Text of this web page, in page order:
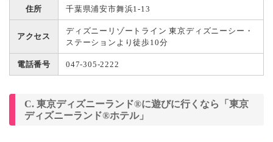
住所 千葉県浦安市舞浜1-13
アクセス
ディズニーリゾートライン 東京ディズニーシー・
ステーションより徒歩10分
電話番号 047-305-2222
C. 東京ディズニーランド®に遊びに行くなら「東京
ディズニーランド®ホテル」